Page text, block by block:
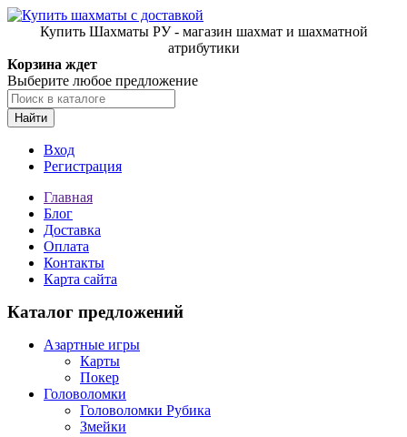
Купить Шахматы РУ - магазин шахмат и шахматной
атрибутики
Корзина ждет
Выберите любое предложение
Найти
Вход
Регистрация
Главная
Блог
Доставка
Оплата
Контакты
Карта сайта
Каталог предложений
Азартные игры
Карты
Покер
Головоломки
Головоломки Рубика
Змейки